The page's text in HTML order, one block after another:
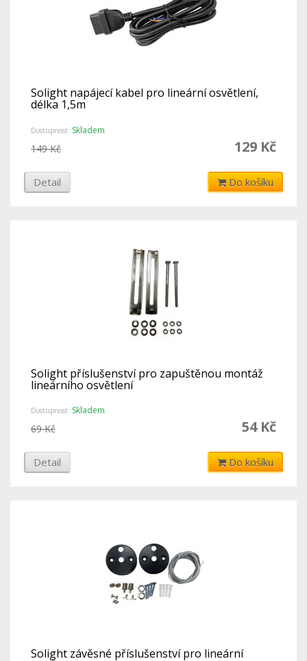
Solight napájecí kabel pro lineární osvětlení,
délka 1,5m
Dostupnost: Skladem
129 Kč
149 Kč
Detail Do košíku
Solight příslušenství pro zapuštěnou montáž
lineárního osvětlení
Dostupnost: Skladem
54 Kč
69 Kč
Detail Do košíku
Solight závěsné příslušenství pro lineární